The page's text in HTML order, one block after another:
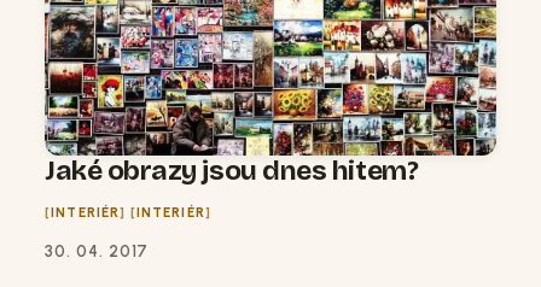
Jaké obrazy jsou dnes hitem?
INTERIÉR INTERIÉR
30. 04. 2017